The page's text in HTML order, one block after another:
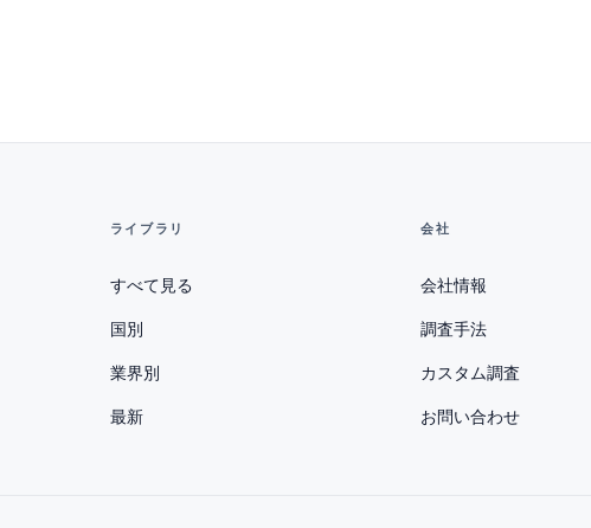
ライブラリ
すべて見る
国別
業界別
最新
会社
会社情報
調査手法
カスタム調査
お問い合わせ